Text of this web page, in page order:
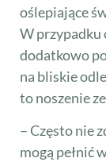
oślepiające
W przypadku
dodatkowo
na bliskie
to noszenie
– Często nie
mogą pełnić